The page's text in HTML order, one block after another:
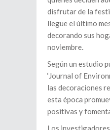
disfrutar de la
llegue el último
decorando sus
noviembre.
Según un estudio
‘Journal of
las decoraciones
esta época
positivas y
Los